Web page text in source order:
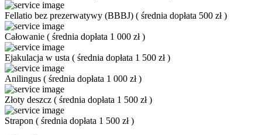
Fellatio bez prezerwatywy (BBBJ) ( średnia dopłata 500 zł)
Całowanie ( średnia dopłata 1 000 zł)
Ejakulacja w usta ( średnia dopłata 1 500 zł)
Anilingus ( średnia dopłata 1 000 zł)
Złoty deszcz ( średnia dopłata 1 500 zł)
Strapon ( średnia dopłata 1 500 zł)